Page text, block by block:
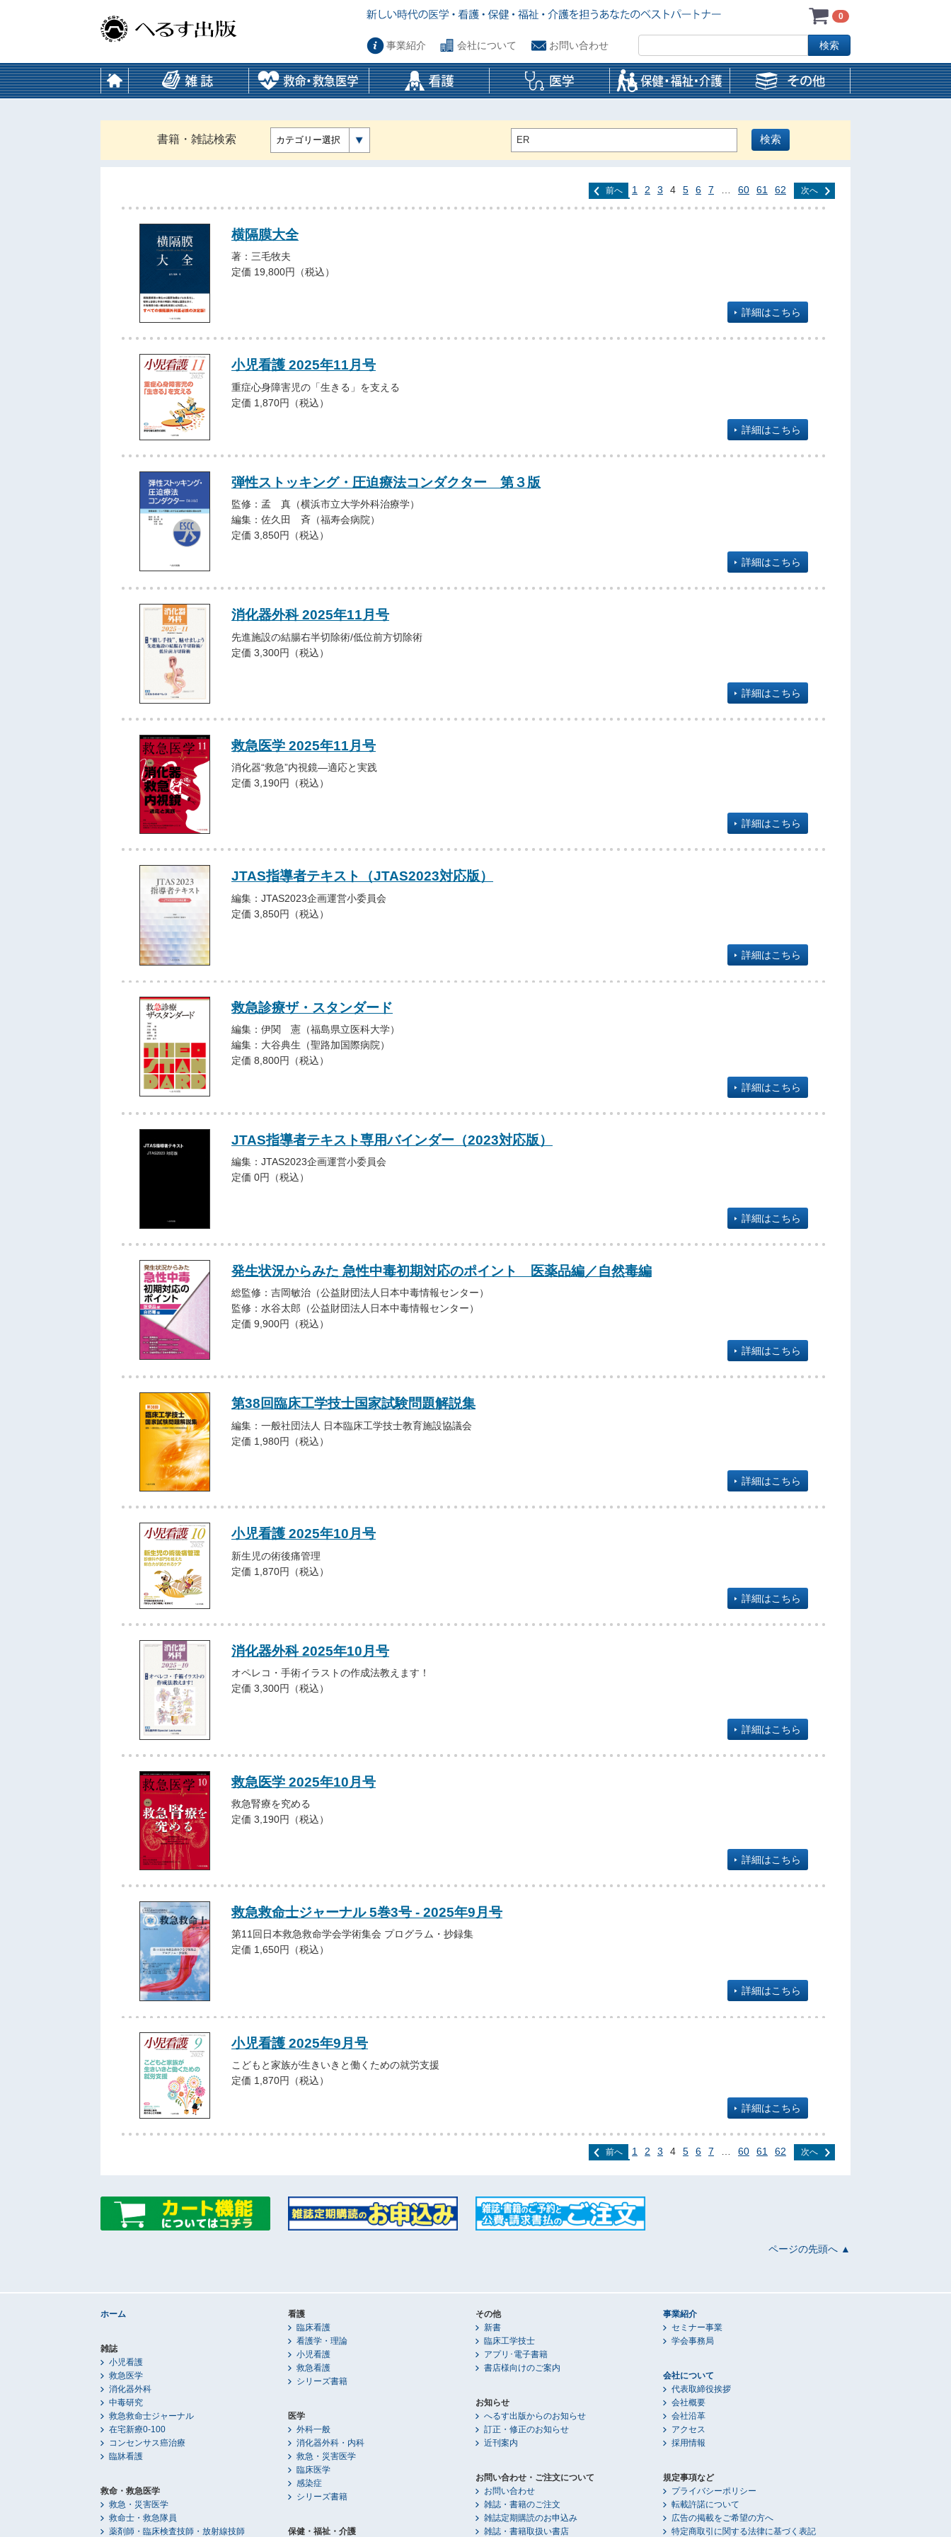
0
事業紹介 会社について お問い合わせ
書籍・雑誌検索 カテゴリー選択
前へ 1 2 3 4 5 6 7 60 61 62 次へ
横隔膜大全
著：三毛牧夫
定価 19,800円（税込）
詳細はこちら
小児看護 2025年11月号
重症心身障害児の「生きる」を支える
定価 1,870円（税込）
詳細はこちら
弾性ストッキング・圧迫療法コンダクター 第３版
監修：孟 真（横浜市立大学外科治療学）
編集：佐久田 斉（福寿会病院）
定価 3,850円（税込）
詳細はこちら
消化器外科 2025年11月号
先進施設の結腸右半切除術/低位前方切除術
定価 3,300円（税込）
詳細はこちら
救急医学 2025年11月号
消化器“救急”内視鏡―適応と実践
定価 3,190円（税込）
詳細はこちら
JTAS指導者テキスト（JTAS2023対応版）
編集：JTAS2023企画運営小委員会
定価 3,850円（税込）
詳細はこちら
救急診療ザ・スタンダード
編集：伊関 憲（福島県立医科大学）
編集：大谷典生（聖路加国際病院）
定価 8,800円（税込）
詳細はこちら
JTAS指導者テキスト専用バインダー（2023対応版）
編集：JTAS2023企画運営小委員会
定価 0円（税込）
詳細はこちら
発生状況からみた 急性中毒初期対応のポイント 医薬品編／自然毒編
総監修：吉岡敏治（公益財団法人日本中毒情報センター）
監修：水谷太郎（公益財団法人日本中毒情報センター）
定価 9,900円（税込）
詳細はこちら
第38回臨床工学技士国家試験問題解説集
編集：一般社団法人 日本臨床工学技士教育施設協議会
定価 1,980円（税込）
詳細はこちら
小児看護 2025年10月号
新生児の術後痛管理
定価 1,870円（税込）
詳細はこちら
消化器外科 2025年10月号
オペレコ・手術イラストの作成法教えます！
定価 3,300円（税込）
詳細はこちら
救急医学 2025年10月号
救急腎療を究める
定価 3,190円（税込）
詳細はこちら
救急救命士ジャーナル 5巻3号 - 2025年9月号
第11回日本救急救命学会学術集会 プログラム・抄録集
定価 1,650円（税込）
詳細はこちら
小児看護 2025年9月号
こどもと家族が生きいきと働くための就労支援
定価 1,870円（税込）
詳細はこちら
前へ 1 2 3 4 5 6 7 60 61 62 次へ
ページの先頭へ ▲
ホーム
雑誌
小児看護
救急医学
消化器外科
中毒研究
救急救命士ジャーナル
在宅新療0-100
コンセンサス癌治療
臨牀看護
救命・救急医学
救急・災害医学
救命士・救急隊員
薬剤師・臨床検査技師・放射線技師
看護
臨床看護
看護学・理論
小児看護
救急看護
シリーズ書籍
医学
外科一般
消化器外科・内科
救急・災害医学
臨床医学
感染症
シリーズ書籍
保健・福祉・介護
その他
新書
臨床工学技士
アプリ･電子書籍
書店様向けのご案内
お知らせ
へるす出版からのお知らせ
訂正・修正のお知らせ
近刊案内
お問い合わせ・ご注文について
お問い合わせ
雑誌・書籍のご注文
雑誌定期購読のお申込み
雑誌・書籍取扱い書店
事業紹介
セミナー事業
学会事務局
会社について
代表取締役挨拶
会社概要
会社沿革
アクセス
採用情報
規定事項など
プライバシーポリシー
転載許諾について
広告の掲載をご希望の方へ
特定商取引に関する法律に基づく表記